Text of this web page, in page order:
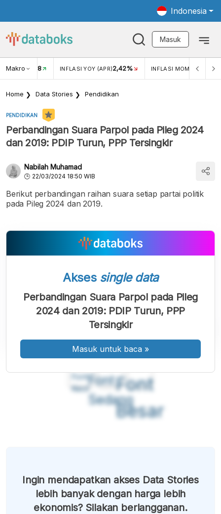
Indonesia
Masuk
Makro
USD/IDR 18 INFLASI YOY (APR)2,42% INFLASI MOM (APR)
Home Data Stories Pendidikan
PENDIDIKAN
Perbandingan Suara Parpol pada Pileg 2024
dan 2019: PDIP Turun, PPP Tersingkir
Nabilah Muhamad
22/03/2024 18:50 WIB
Berikut perbandingan raihan suara setiap partai politik
pada Pileg 2024 dan 2019.
Font
Kecil
Font
Sedang
Font
Besar
Akses single data
Perbandingan Suara Parpol pada Pileg
2024 dan 2019: PDIP Turun, PPP
Tersingkir
Masuk untuk baca »
Ingin mendapatkan akses Data Stories
lebih banyak dengan harga lebih
ekonomis? Silakan berlangganan.